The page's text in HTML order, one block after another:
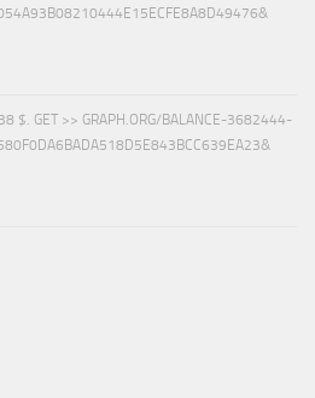
$. GET >> GRAPH.ORG/BALANCE-3682444-